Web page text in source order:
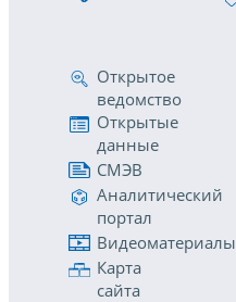
Открытое
ведомство
Открытые
данные
СМЭВ
Аналитический
портал
Видеоматериалы
Карта
сайта